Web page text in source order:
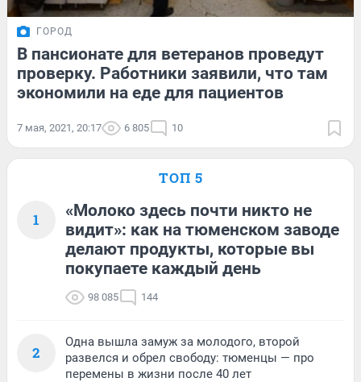
ГОРОД
В пансионате для ветеранов проведут
проверку. Работники заявили, что там
экономили на еде для пациентов
7 мая, 2021, 20:17 6 805 10
ТОП 5
1
«Молоко здесь почти никто не
видит»: как на тюменском заводе
делают продукты, которые вы
покупаете каждый день
98 085 144
2
Одна вышла замуж за молодого, второй
развелся и обрел свободу: тюменцы — про
перемены в жизни после 40 лет